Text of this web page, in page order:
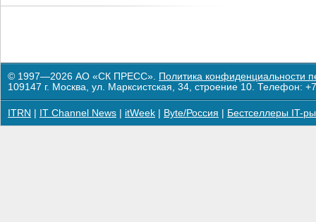
© 1997—2026 АО «СК ПРЕСС». Политика конфиденциальности
109147 г. Москва, ул. Марксистская, 34, строение 10. Телефон:
ITRN IT Channel News itWeek Byte/Россия Бестселлеры IT-